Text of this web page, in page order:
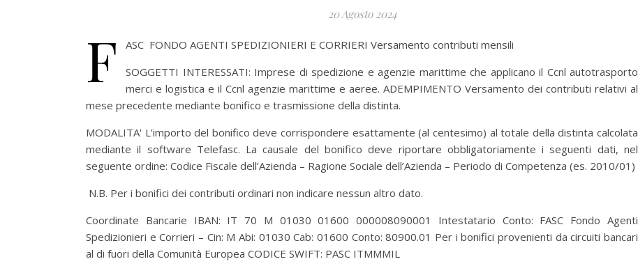
20 Agosto 2024
F
ASC FONDO AGENTI SPEDIZIONIERI E CORRIERI Versamento contributi mensili
SOGGETTI INTERESSATI: Imprese di spedizione e agenzie marittime che applicano il Ccnl autotrasporto
merci e logistica e il Ccnl agenzie marittime e aeree. ADEMPIMENTO Versamento dei contributi relativi al
mese precedente mediante bonifico e trasmissione della distinta.
MODALITA' L’importo del bonifico deve corrispondere esattamente (al centesimo) al totale della distinta calcolata
mediante il software Telefasc. La causale del bonifico deve riportare obbligatoriamente i seguenti dati, nel
seguente ordine: Codice Fiscale dell’Azienda – Ragione Sociale dell’Azienda – Periodo di Competenza (es. 2010/01)
N.B. Per i bonifici dei contributi ordinari non indicare nessun altro dato.
Coordinate Bancarie IBAN: IT 70 M 01030 01600 000008090001 Intestatario Conto: FASC Fondo Agenti
Spedizionieri e Corrieri – Cin: M Abi: 01030 Cab: 01600 Conto: 80900.01 Per i bonifici provenienti da circuiti bancari
al di fuori della Comunità Europea CODICE SWIFT: PASC ITMMMIL